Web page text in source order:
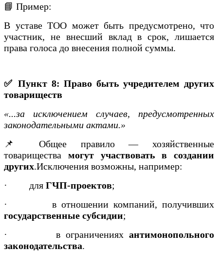
📘 Пример:
В уставе ТОО может быть предусмотрено, что
участник, не внесший вклад в срок, лишается
права голоса до внесения полной суммы.
✅ Пункт 8: Право быть учредителем других
товариществ
«...за исключением случаев, предусмотренных
законодательными актами.»
📌 Общее правило — хозяйственные
товарищества могут участвовать в создании
других.Исключения возможны, например:
· для ГЧП-проектов;
· в отношении компаний, получивших
государственные субсидии;
· в ограниченияхантимонопольного
законодательства.